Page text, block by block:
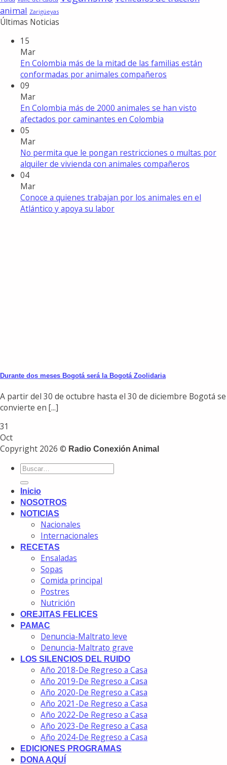
animal Zarigüeyas
Últimas Noticias
15
Mar
En Colombia más de la mitad de las familias están
conformadas por animales compañeros
09
Mar
En Colombia más de 2000 animales se han visto
afectados por caminantes en Colombia
05
Mar
No permita que le pongan restricciones o multas por
alquiler de vivienda con animales compañeros
04
Mar
Conoce a quienes trabajan por los animales en el
Atlántico y apoya su labor
Durante dos meses Bogotá será la Bogotá Zoolidaria
A partir del 30 de octubre hasta el 30 de diciembre Bogotá se
convierte en [...]
31
Oct
Copyright 2026 © Radio Conexión Animal
Inicio
NOSOTROS
NOTICIAS
Nacionales
Internacionales
RECETAS
Ensaladas
Sopas
Comida principal
Postres
Nutrición
OREJITAS FELICES
PAMAC
Denuncia-Maltrato leve
Denuncia-Maltrato grave
LOS SILENCIOS DEL RUIDO
Año 2018-De Regreso a Casa
Año 2019-De Regreso a Casa
Año 2020-De Regreso a Casa
Año 2021-De Regreso a Casa
Año 2022-De Regreso a Casa
Año 2023-De Regreso a Casa
Año 2024-De Regreso a Casa
EDICIONES PROGRAMAS
DONA AQUÍ